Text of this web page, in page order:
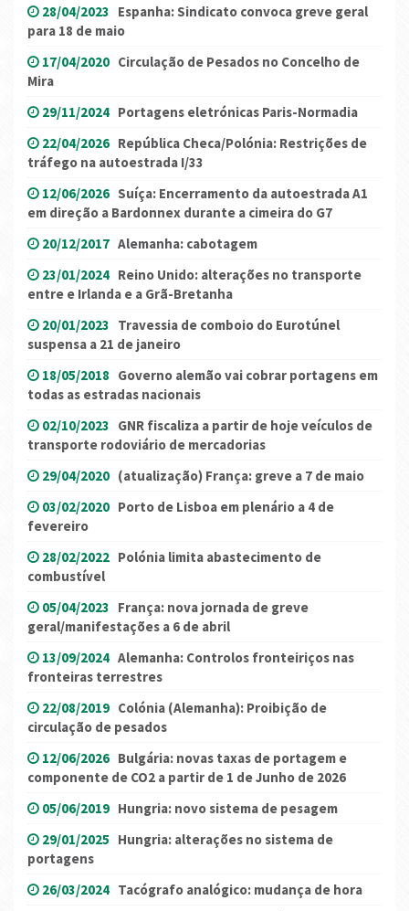
28/04/2023 Espanha: Sindicato convoca greve geral
para 18 de maio
17/04/2020 Circulação de Pesados no Concelho de
Mira
29/11/2024 Portagens eletrónicas Paris-Normadia
22/04/2026 República Checa/Polónia: Restrições de
tráfego na autoestrada I/33
12/06/2026 Suíça: Encerramento da autoestrada A1
em direção a Bardonnex durante a cimeira do G7
20/12/2017 Alemanha: cabotagem
23/01/2024 Reino Unido: alterações no transporte
entre e Irlanda e a Grã-Bretanha
20/01/2023 Travessia de comboio do Eurotúnel
suspensa a 21 de janeiro
18/05/2018 Governo alemão vai cobrar portagens em
todas as estradas nacionais
02/10/2023 GNR fiscaliza a partir de hoje veículos de
transporte rodoviário de mercadorias
29/04/2020 (atualização) França: greve a 7 de maio
03/02/2020 Porto de Lisboa em plenário a 4 de
fevereiro
28/02/2022 Polónia limita abastecimento de
combustível
05/04/2023 França: nova jornada de greve
geral/manifestações a 6 de abril
13/09/2024 Alemanha: Controlos fronteiriços nas
fronteiras terrestres
22/08/2019 Colónia (Alemanha): Proibição de
circulação de pesados
12/06/2026 Bulgária: novas taxas de portagem e
componente de CO2 a partir de 1 de Junho de 2026
05/06/2019 Hungria: novo sistema de pesagem
29/01/2025 Hungria: alterações no sistema de
portagens
26/03/2024 Tacógrafo analógico: mudança de hora